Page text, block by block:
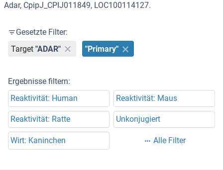
Adar, CpipJ_CPIJ011849, LOC100114127.
Gesetzte Filter:
Target "ADAR" "Primary"
Ergebnisse filtern:
Reaktivität: Human
Reaktivität: Maus
Reaktivität: Ratte Unkonjugiert
Wirt: Kaninchen Alle Filter